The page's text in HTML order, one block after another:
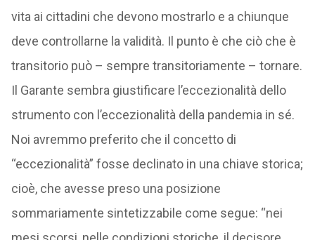
vita ai cittadini che devono mostrarlo e a chiunque
deve controllarne la validità. Il punto è che ciò che è
transitorio può – sempre transitoriamente – tornare.
Il Garante sembra giustificare l’eccezionalità dello
strumento con l’eccezionalità della pandemia in sé.
Noi avremmo preferito che il concetto di
“eccezionalità” fosse declinato in una chiave storica;
cioè, che avesse preso una posizione
sommariamente sintetizzabile come segue: “nei